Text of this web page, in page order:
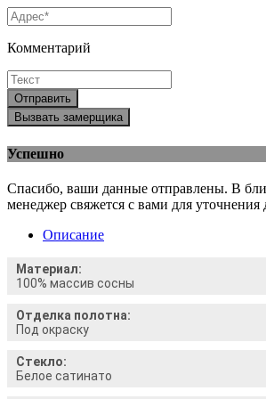
Комментарий
Отправить
Вызвать замерщика
Успешно
Спасибо, ваши данные отправлены. В
менеджер свяжется с вами для уточнения
Описание
Материал:
100% массив сосны
Отделка полотна:
Под окраску
Стекло:
Белое сатинато